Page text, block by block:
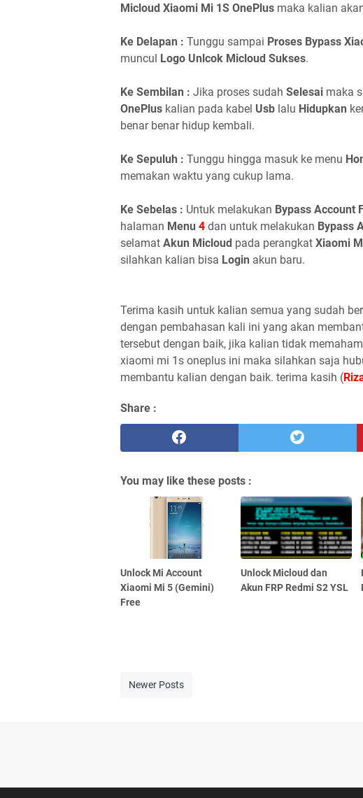
Micloud Xiaomi Mi 1S OnePlus maka kalian
Ke Delapan : Tunggu sampai Proses Bypass
muncul Logo Unlcok Micloud Sukses.
Ke Sembilan : Jika proses sudah Selesai maka
OnePlus kalian pada kabel Usb lalu Hidupkan
benar benar hidup kembali.
Ke Sepuluh : Tunggu hingga masuk ke menu
memakan waktu yang cukup lama.
Ke Sebelas : Untuk melakukan Bypass Account
halaman Menu 4 dan untuk melakukan Bypass
selamat Akun Micloud pada perangkat Xiaomi
silahkan kalian bisa Login akun baru.
Terima kasih untuk kalian semua yang sudah
dengan pembahasan kali ini yang akan
tersebut dengan baik, jika kalian tidak
xiaomi mi 1s oneplus ini maka silahkan saja
membantu kalian dengan baik. terima kasih (
Share :
You may like these posts :
Unlock Mi Account
Xiaomi Mi 5 (Gemini)
Free
Unlock Micloud dan
Akun FRP Redmi S2 YSL
Newer Posts